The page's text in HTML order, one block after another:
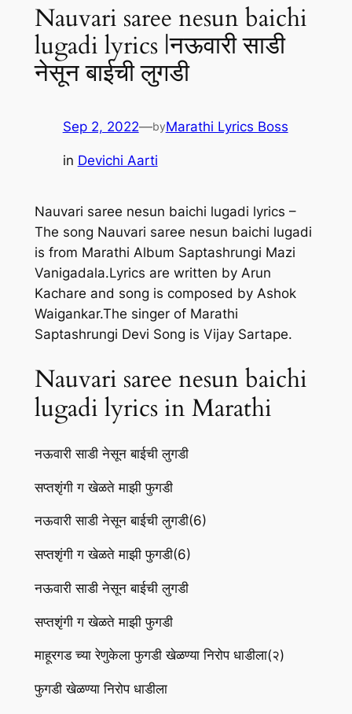
Nauvari saree nesun baichi
lugadi lyrics |नऊवारी साडी
नेसून बाईची लुगडी
Sep 2, 2022—byMarathi Lyrics Boss
in Devichi Aarti
Nauvari saree nesun baichi lugadi lyrics –
The song Nauvari saree nesun baichi lugadi
is from Marathi Album Saptashrungi Mazi
Vanigadala.Lyrics are written by Arun
Kachare and song is composed by Ashok
Waigankar.The singer of Marathi
Saptashrungi Devi Song is Vijay Sartape.
Nauvari saree nesun baichi
lugadi lyrics in Marathi
नऊवारी साडी नेसून बाईची लुगडी
सप्तशृंगी ग खेळते माझी फुगडी
नऊवारी साडी नेसून बाईची लुगडी(6)
सप्तशृंगी ग खेळते माझी फुगडी(6)
नऊवारी साडी नेसून बाईची लुगडी
सप्तशृंगी ग खेळते माझी फुगडी
माहूरगड च्या रेणुकेला फुगडी खेळण्या निरोप धाडीला(२)
फुगडी खेळण्या निरोप धाडीला